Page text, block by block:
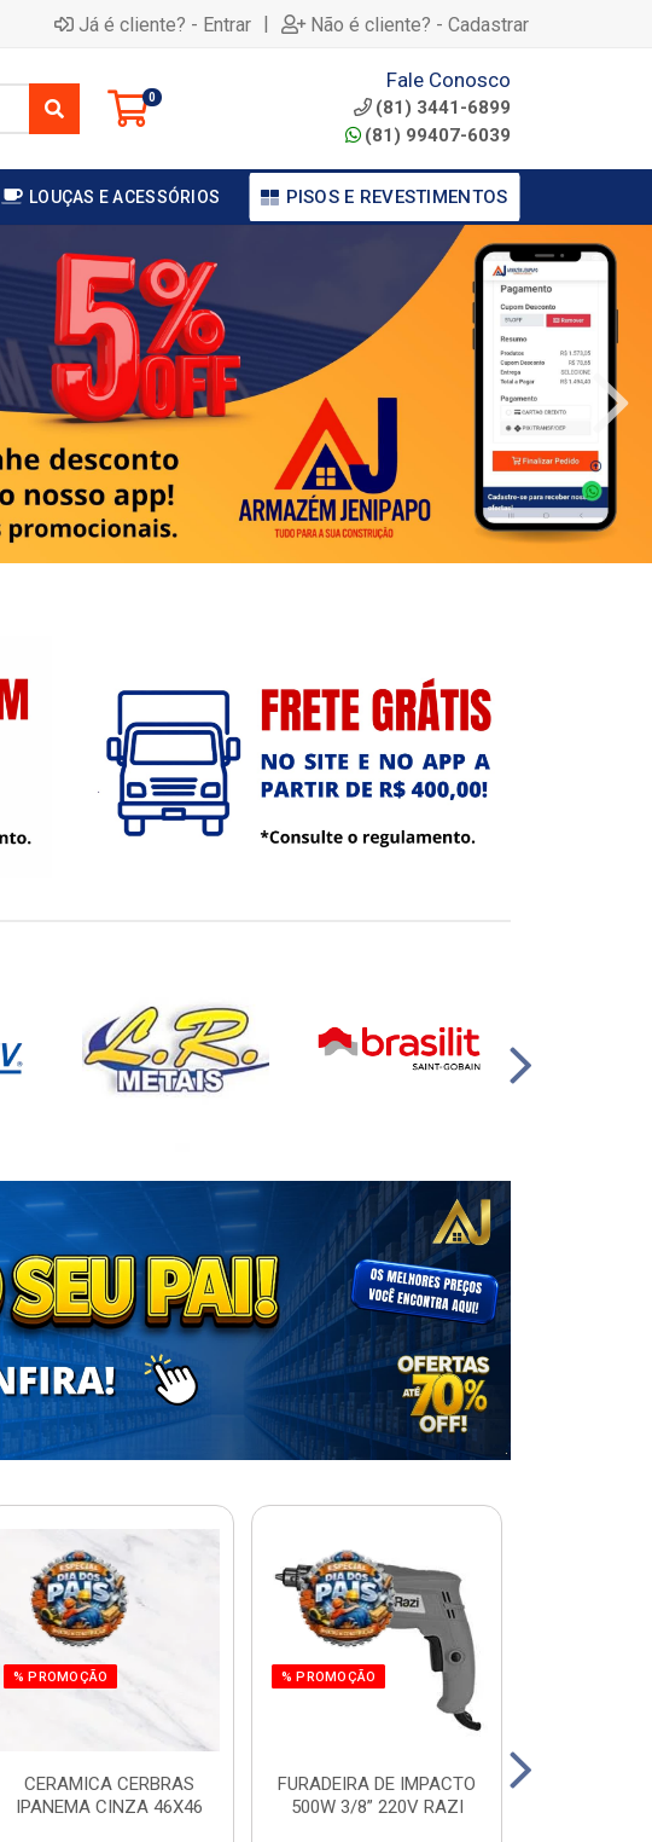
Já é cliente? - Entrar | Não é cliente? - Cadastrar
0
Fale Conosco
(81) 3441-6899
(81) 99407-6039
LOUÇAS E ACESSÓRIOS PISOS E REVESTIMENTOS
% PROMOÇÃO
CERAMICA CERBRAS
IPANEMA CINZA 46X46
% PROMOÇÃO
FURADEIRA DE IMPACTO
500W 3/8” 220V RAZI